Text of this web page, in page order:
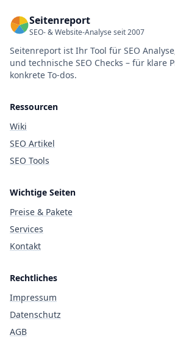
Seitenreport
SEO- & Website-Analyse seit 2007
Seitenreport ist Ihr Tool für SEO
und technische SEO Checks – für klare
konkrete To-dos.
Ressourcen
Wiki
SEO Artikel
SEO Tools
Wichtige Seiten
Preise & Pakete
Services
Kontakt
Rechtliches
Impressum
Datenschutz
AGB